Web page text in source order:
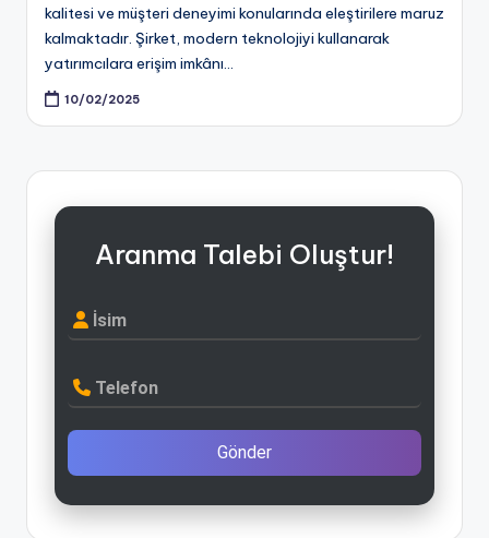
kalitesi ve müşteri deneyimi konularında eleştirilere maruz
kalmaktadır. Şirket, modern teknolojiyi kullanarak
yatırımcılara erişim imkânı…
10/02/2025
Aranma Talebi Oluştur!
İsim
Telefon
Gönder